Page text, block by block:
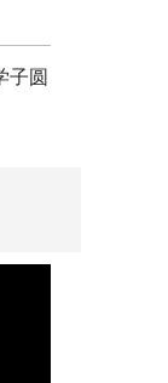
子圆